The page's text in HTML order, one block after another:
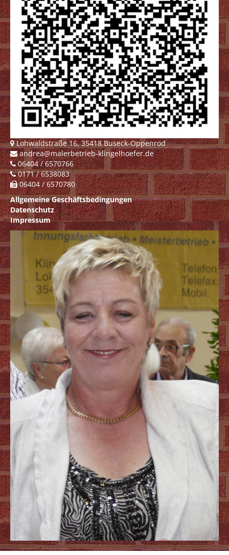
Lohwaldstraße 16, 35418 Buseck-Oppenrod
andrea@malerbetrieb-klingelhoefer.de
06404 / 6570766
0171 / 6538083
06404 / 6570780
Allgemeine Geschäftsbedingungen
Datenschutz
Impressum